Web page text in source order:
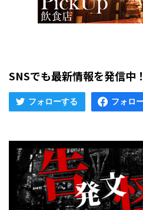
SNSでも最新情報を発信中！